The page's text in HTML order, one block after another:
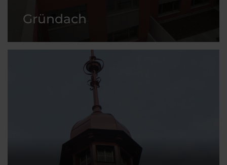
Gründach